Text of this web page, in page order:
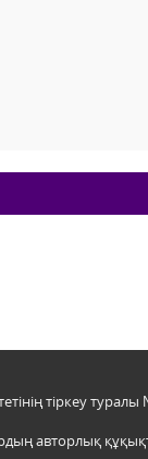
тіркеу туралы
авторлық